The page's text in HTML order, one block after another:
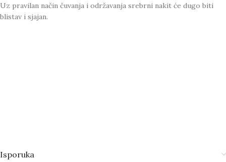
Uz pravilan način čuvanja i održavanja srebrni nakit će dugo biti
blistav i sjajan.
Isporuka